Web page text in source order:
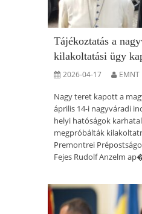
Tájékoztatás a
kilakoltatási ügy
2026-04-17 EMNT
Nagy teret kapott a
április 14-i nagyváradi
helyi hatóságok
megpróbálták
Premontrei
Fejes Rudolf Anzelm